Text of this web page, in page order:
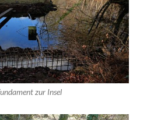
zur Insel